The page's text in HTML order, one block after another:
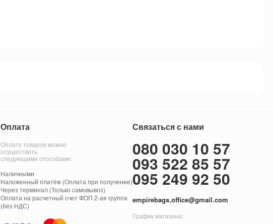
Оплата
Оплату товаров можно
осуществить
следующими способами:
Наличными
Наложенный платёж (Оплата при получение)
Через терминал (Только самовывоз)
Оплата на расчетный счет ФОП 2-ая группа
(без НДС)
Связаться с нами
080 030 10 57
093 522 85 57
095 249 92 50
empirebags.office@gmail.com
График магазина: